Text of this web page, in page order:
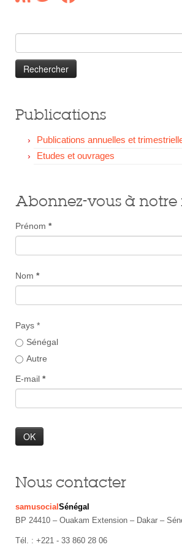
Faire un Don
Publications
Publications annuelles et
Etudes et ouvrages
Abonnez-vous à notre
Prénom *
Nom *
Pays *
Sénégal
Autre
E-mail *
Nous contacter
samusocial Sénégal
BP 24410 – Ouakam Extension – Dakar –
Tél. : +221 - 33 860 28 06